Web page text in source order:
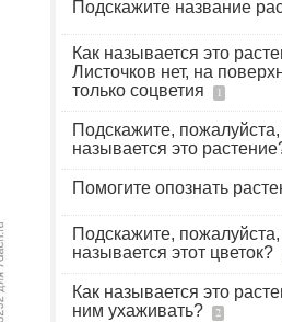
Подскажите название
Как называется это
Листочков нет, на
только соцветия
1
Подскажите, пожалуйста,
называется это
Помогите опознать
Подскажите, пожалуйста,
называется этот цветок?
Как называется это
ним ухаживать?
2